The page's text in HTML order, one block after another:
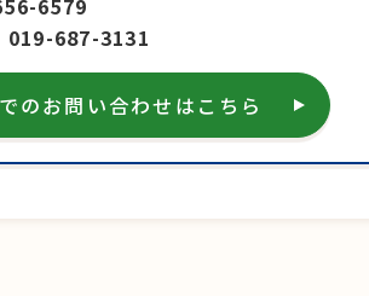
6579
019-687-3131
のお問い合わせはこちら